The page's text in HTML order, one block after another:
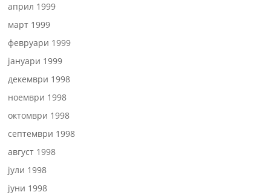
април 1999
март 1999
февруари 1999
јануари 1999
декември 1998
ноември 1998
октомври 1998
септември 1998
август 1998
јули 1998
јуни 1998